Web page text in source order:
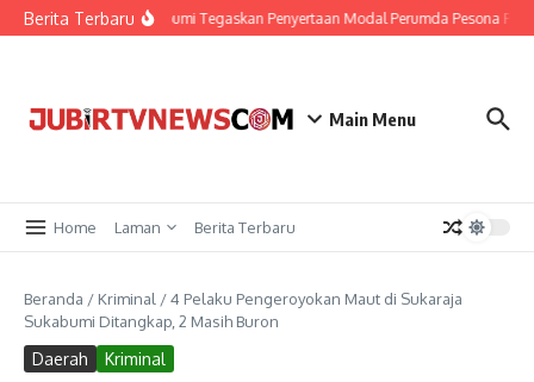
Berita Terbaru
Gerindra Sukabumi Tegaskan Penyertaan Modal Perumda Pesona
Main Menu
Home Laman Berita Terbaru
Beranda / Kriminal /4 Pelaku Pengeroyokan Maut di Sukaraja
Sukabumi Ditangkap, 2 Masih Buron
Daerah Kriminal